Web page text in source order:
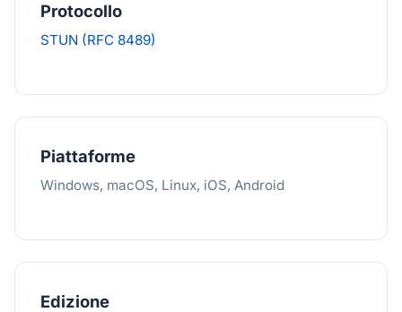
Protocollo
STUN (RFC 8489)
Piattaforme
Windows, macOS, Linux, iOS, Android
Edizione